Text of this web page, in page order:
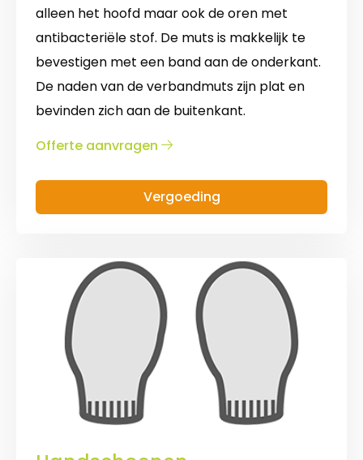
alleen het hoofd maar ook de oren met
antibacteriële stof. De muts is makkelijk te
bevestigen met een band aan de onderkant.
De naden van de verbandmuts zijn plat en
bevinden zich aan de buitenkant.
Offerte aanvragen over
Vergoeding